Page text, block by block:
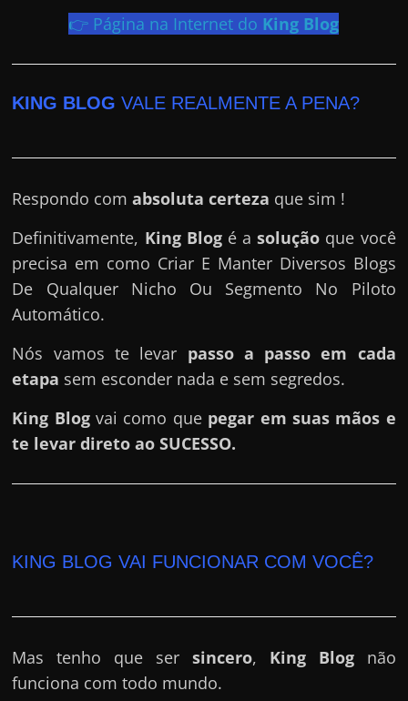
i
h
i
r
o
n
a
n
t
e
r
e
M
s
o
m
👉 Página na Internet do King Blog
KING BLOG VALE REALMENTE A PENA?
Respondo comabsoluta certeza que sim !
Definitivamente, King Blogé asolução que você
precisa em como Criar E Manter Diversos Blogs
De Qualquer Nicho Ou Segmento No Piloto
Automático.
Nós vamos te levar passo a passo em cada
etapa sem esconder nada e sem segredos.
King Blogvai como que pegar em suas mãos e
te levar direto ao SUCESSO.
KING BLOG VAI FUNCIONAR COM VOCÊ?
Mas tenho que ser sincero, King Blognão
funciona com todo mundo.